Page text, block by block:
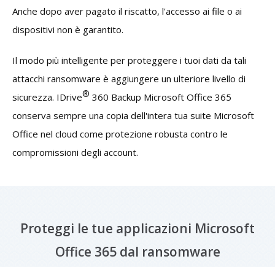
Anche dopo aver pagato il riscatto, l'accesso ai file o ai
dispositivi non è garantito.
Il modo più intelligente per proteggere i tuoi dati da tali
attacchi ransomware è aggiungere un ulteriore livello di
sicurezza. IDrive® 360 Backup Microsoft Office 365
conserva sempre una copia dell'intera tua suite Microsoft
Office nel cloud come protezione robusta contro le
compromissioni degli account.
Proteggi le tue applicazioni Microsoft
Office 365 dal ransomware